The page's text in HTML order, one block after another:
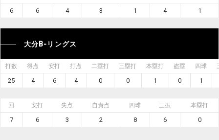
6 6 4 3 1 4 1
大分B-リングス
打数 得点 安打 打点 二塁打 三塁打 本塁打 盗塁 四球
25 4 6 4 0 0 1 0 1
回 安打 失点 自責点 四球 三振 本塁打
7 6 3 2 8 6 0